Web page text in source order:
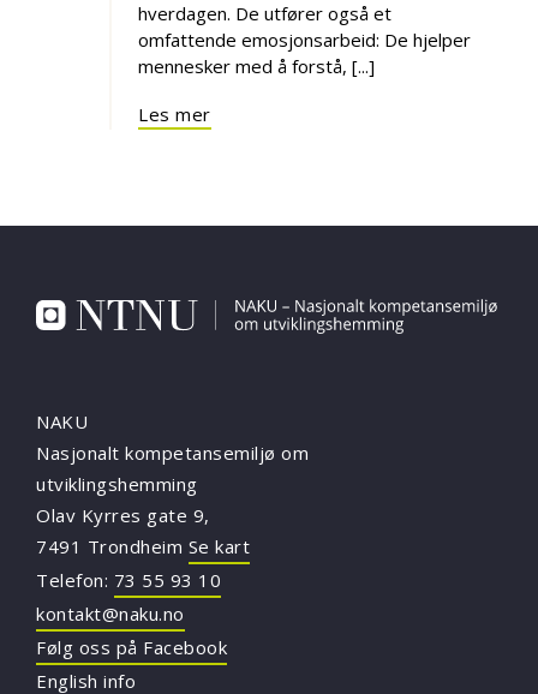
hverdagen. De utfører også et
omfattende emosjonsarbeid: De hjelper
mennesker med å forstå, [...]
Les mer
NAKU
Nasjonalt kompetansemiljø om
utviklingshemming
Olav Kyrres gate 9,
7491 Trondheim Se kart
Telefon: 73 55 93 10
kontakt@naku.no
Følg oss på Facebook
English info